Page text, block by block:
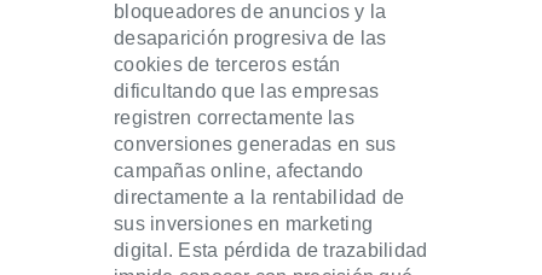
bloqueadores de anuncios y la
desaparición progresiva de las
cookies de terceros están
dificultando que las empresas
registren correctamente las
conversiones generadas en sus
campañas online, afectando
directamente a la rentabilidad de
sus inversiones en marketing
digital. Esta pérdida de trazabilidad